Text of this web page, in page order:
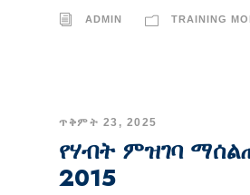
ADMIN TRAINING
ጥቅምት 23, 2025
የሃብት ምዝገባ
2015